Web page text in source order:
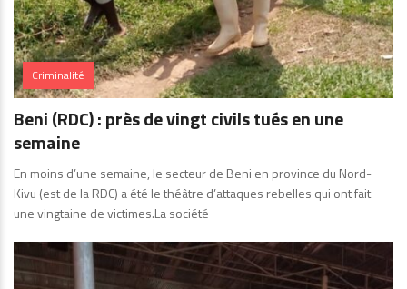
Criminalité
Beni (RDC) : près de vingt civils tués en une
semaine
En moins d’une semaine, le secteur de Beni en province du Nord-
Kivu (est de la RDC) a été le théâtre d’attaques rebelles qui ont fait
une vingtaine de victimes.La société